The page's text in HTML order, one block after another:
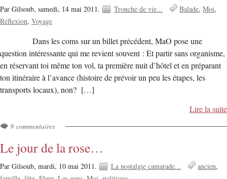
Par Gilsoub, samedi, 14 mai 2011. Tronche de vie... Balade Moi
Réflexion Voyage
Dans les coms sur un billet précédent, MaO pose une
question intéressante qui me revient souvent : Et partir sans organisme,
en réservant toi même ton vol, ta première nuit d’hôtel et en préparant
ton itinéraire à l’avance (histoire de prévoir un peu les étapes, les
transports locaux), non? […]
Lire la suite
9 commentaires
Le jour de la rose…
Par Gilsoub, mardi, 10 mai 2011. La nostalgie camarade...
ancien